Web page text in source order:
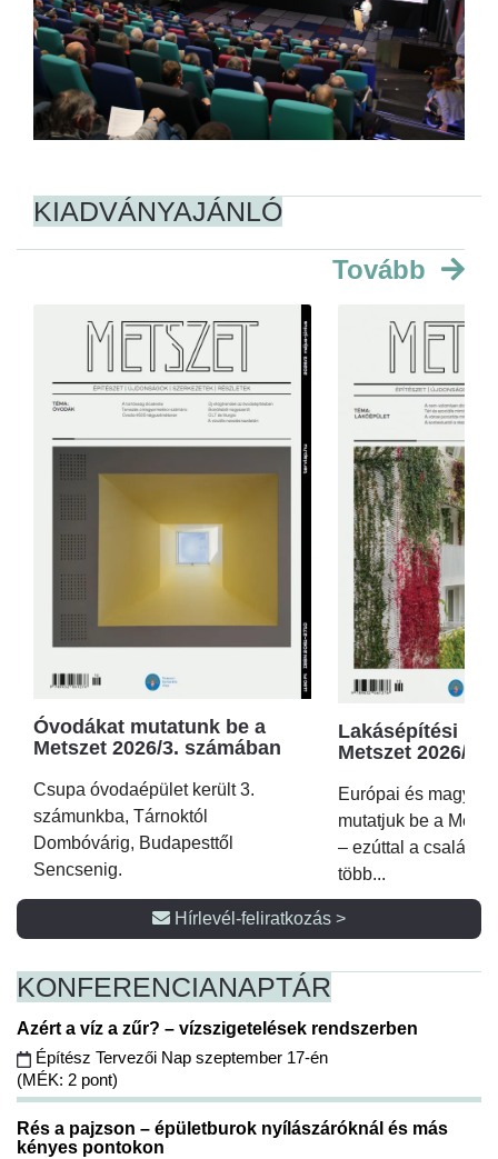
KIADVÁNYAJÁNLÓ
Tovább
Óvodákat mutatunk be a
Metszet 2026/3. számában
Csupa óvodaépület került 3.
számunkba, Tárnoktól
Dombóvárig, Budapesttől
Sencsenig.
Lakásépítési
Metszet 2026/2.
Európai és magyar
mutatjuk be a
– ezúttal a családi
több...
Hírlevél-feliratkozás >
KONFERENCIANAPTÁR
Azért a víz a zűr? – vízszigetelések rendszerben
Építész Tervezői Nap szeptember 17-én
(MÉK: 2 pont)
Rés a pajzson – épületburok nyílászáróknál és más
kényes pontokon